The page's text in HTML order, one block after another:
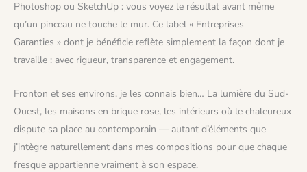
Photoshop ou SketchUp : vous voyez le résultat avant même
qu’un pinceau ne touche le mur. Ce label « Entreprises
Garanties » dont je bénéficie reflète simplement la façon dont je
travaille : avec rigueur, transparence et engagement.
Fronton et ses environs, je les connais bien… La lumière du Sud-
Ouest, les maisons en brique rose, les intérieurs où le chaleureux
dispute sa place au contemporain — autant d’éléments que
j’intègre naturellement dans mes compositions pour que chaque
fresque appartienne vraiment à son espace.